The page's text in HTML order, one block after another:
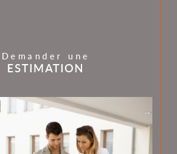
Demander une
ESTIMATION